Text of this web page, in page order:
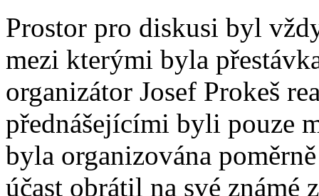
Prostor pro diskusi byl
mezi kterými byla
organizátor Josef Prokeš
přednášejícími byli pouze
byla organizována
účast obrátil na své